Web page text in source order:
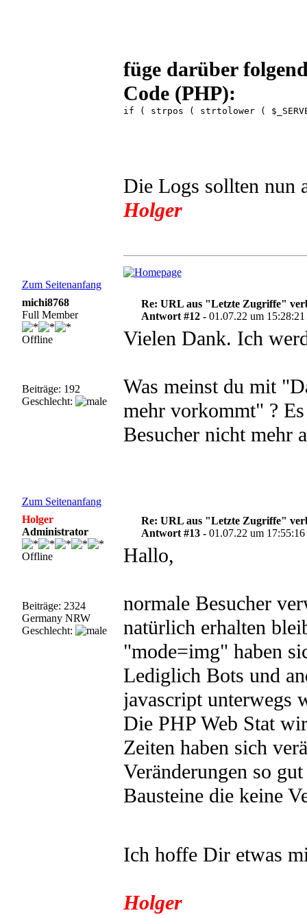
füge darüber
Code (PHP):
if ( strpos ( strtolower (
Die Logs sollten nun
Holger
Zum Seitenanfang
michi8768
Full Member
Offline
Beiträge: 192
Geschlecht:
Re: URL aus "Letzte Zugriffe"
Antwort #12 -01.07.22 um 15:28:21
Vielen Dank. Ich
Was meinst du mit
mehr vorkommt" ?
Besucher nicht mehr
Zum Seitenanfang
Holger
Administrator
Offline
Beiträge: 2324
Germany NRW
Geschlecht:
Re: URL aus "Letzte Zugriffe"
Antwort #13 -01.07.22 um 17:55:16
Hallo,
normale Besucher
natürlich erhalten
"mode=img" haben
Lediglich Bots und
javascript unterwegs
Die PHP Web Stat
Zeiten haben sich
Veränderungen so
Bausteine die keine
Ich hoffe Dir etwas
Holger